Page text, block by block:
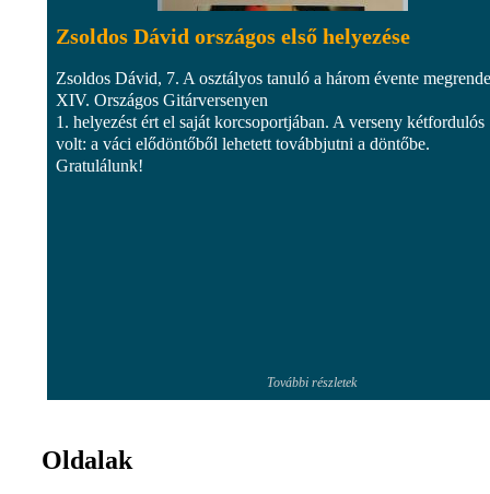
Zsoldos Dávid országos első helyezése
Zsoldos Dávid, 7. A osztályos tanuló a három évente
XIV. Országos Gitárversenyen
1. helyezést ért el saját korcsoportjában. A verseny kétfordulós
volt: a váci elődöntőből lehetett továbbjutni a döntőbe.
Gratulálunk!
További részletek
Oldalak